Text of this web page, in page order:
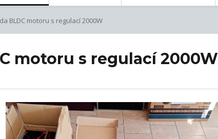
BLDC motoru s regulací 2000W
motoru s regulací 2000W